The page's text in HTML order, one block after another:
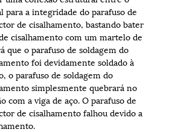
para a integridade do parafuso de
de cisalhamento, bastando bater
cisalhamento com um martelo de
que o parafuso de soldagem do
foi devidamente soldado à
o parafuso de soldagem do
simplesmente quebrará no
com a viga de aço. O parafuso de
de cisalhamento falhou devido a